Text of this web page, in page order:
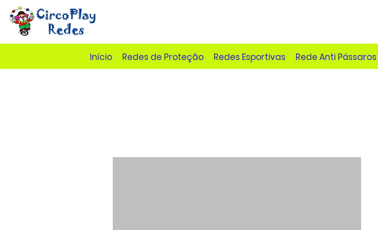
Início Redes de Proteção Redes Esportivas Rede Anti Pássaros